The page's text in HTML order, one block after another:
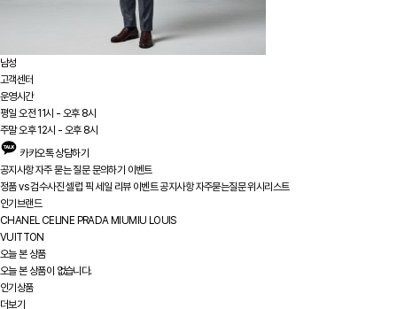
남성
고객센터
운영시간
평일 오전 11시 - 오후 8시
주말 오후 12시 - 오후 8시
카카오톡 상담하기
공지사항자주 묻는 질문문의하기 이벤트
정품 vs검수사진셀럽 픽 세일 리뷰 이벤트공지사항 자주묻는질문위시리스트
인기브랜드
CHANEL CELINE PRADA MIUMIU LOUIS
VUITTON
오늘 본 상품
오늘 본 상품이 없습니다.
인기상품
더보기